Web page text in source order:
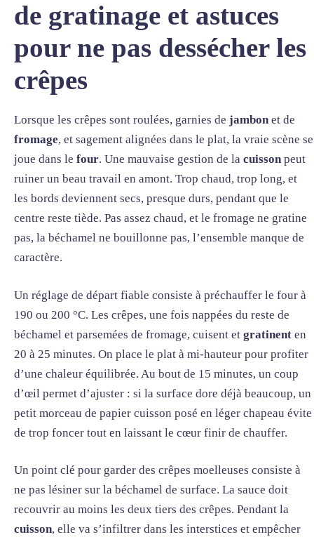
de gratinage et astuces
pour ne pas dessécher les
crêpes
Lorsque les crêpes sont roulées, garnies de jambonet de
fromage, et sagement alignées dans le plat, la vraie scène se
joue dans le four. Une mauvaise gestion de la cuissonpeut
ruiner un beau travail en amont. Trop chaud, trop long, et
les bords deviennent secs, presque durs, pendant que le
centre reste tiède. Pas assez chaud, et le fromage ne gratine
pas, la béchamel ne bouillonne pas, l’ensemble manque de
caractère.
Un réglage de départ fiable consiste à préchauffer le four à
190 ou 200 °C. Les crêpes, une fois nappées du reste de
béchamel et parsemées de fromage, cuisent et gratinent en
20 à 25 minutes. On place le plat à mi-hauteur pour profiter
d’une chaleur équilibrée. Au bout de 15 minutes, un coup
d’œil permet d’ajuster : si la surface dore déjà beaucoup, un
petit morceau de papier cuisson posé en léger chapeau évite
de trop foncer tout en laissant le cœur finir de chauffer.
Un point clé pour garder des crêpes moelleuses consiste à
ne pas lésiner sur la béchamel de surface. La sauce doit
recouvrir au moins les deux tiers des crêpes. Pendant la
cuisson, elle va s’infiltrer dans les interstices et empêcher